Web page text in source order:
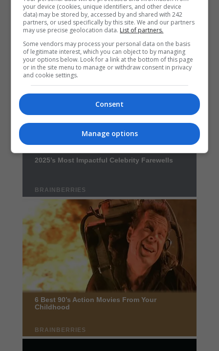
your device (cookies, unique identifiers, and other device
data) may be stored by, accessed by and shared with 242
partners, or used specifically by this site. We and our partners
may use precise geolocation data. List of partners.
Some vendors may process your personal data on the basis
of legitimate interest, which you can object to by managing
your options below. Look for a link at the bottom of this page
or in the site menu to manage or withdraw consent in privacy
and cookie settings.
Consent
Manage options